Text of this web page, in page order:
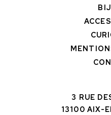
3 RUE
13100 AIX-